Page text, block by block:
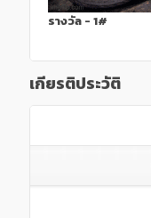
รางวัล - 1#
เกียรติประวัติ